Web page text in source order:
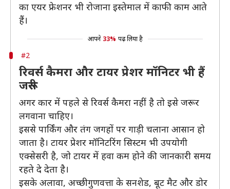
का एयर फ्रेशनर भी रोजाना इस्तेमाल में काफी काम आते
हैं।
आपने 33% पढ़ लिया है
#2
रिवर्स कैमरा और टायर प्रेशर मॉनिटर भी हैं
जरूरी
अगर कार में पहले से रिवर्स कैमरा नहीं है तो इसे जरूर
लगवाना चाहिए।
इससे पार्किंग और तंग जगहों पर गाड़ी चलाना आसान हो
जाता है। टायर प्रेशर मॉनिटरिंग सिस्टम भी उपयोगी
एक्सेसरी है, जो टायर में हवा कम होने की जानकारी समय
रहते दे देता है।
इसके अलावा, अच्छी गुणवत्ता के सनशेड, बूट मैट और डोर